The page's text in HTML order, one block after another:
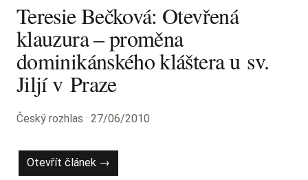
Teresie Bečková: Otevřená
klauzura – proměna
dominikánského kláštera u sv.
Jiljí v Praze
Český rozhlas · 27/06/2010
Otevřít článek →